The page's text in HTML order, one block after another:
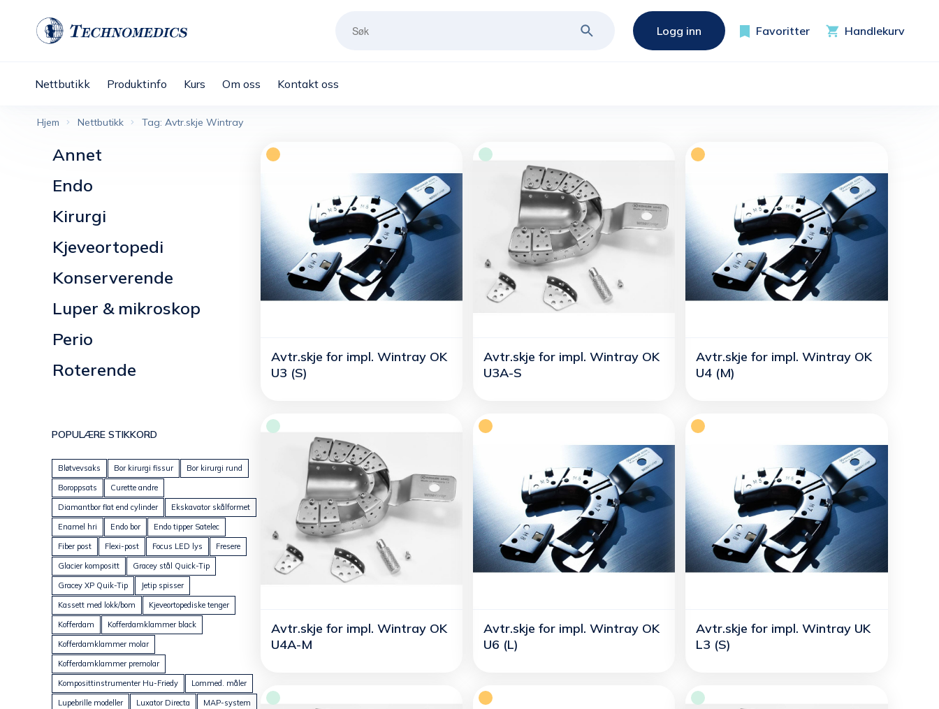
Logg inn Favoritter Handlekurv
Nettbutikk Produktinfo Kurs Om oss Kontakt oss
Hjem Nettbutikk Tag: Avtr.skje Wintray
Avtr.skje for impl. Wintray OK
U3 (S)
Avtr.skje for impl. Wintray OK
U3A-S
Avtr.skje for impl. Wintray OK
U4 (M)
Avtr.skje for impl. Wintray OK
U4A-M
Avtr.skje for impl. Wintray OK
U6 (L)
Avtr.skje for impl. Wintray UK
L3 (S)
Annet
Endo
Kirurgi
Kjeveortopedi
Konserverende
Luper & mikroskop
Perio
Roterende
POPULÆRE STIKKORD
Bløtvevsaks Bor kirurgi fissur
Bor kirurgi rund
Boroppsats
Curette andre
Diamantbor flat end cylinder
Ekskavator skålformet
Enamel hri
Endo bor
Endo tipper Satelec
Fiber post
Flexi-post Focus LED lys
Fresere
Glacier kompositt
Gracey stål Quick-Tip
Gracey XP Quik-Tip
Jetip spisser
Kassett med lokk/bom
Kjeveortopediske tenger
Kofferdam
Kofferdamklammer black
Kofferdamklammer molar
Kofferdamklammer premolar
Komposittinstrumenter Hu-Friedy
Lommed. måler
Lupebrille modeller
Luxator Directa
MAP-system